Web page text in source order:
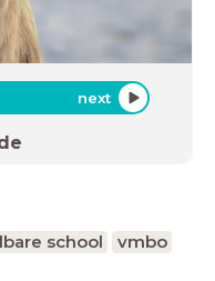
next
school
vmbo